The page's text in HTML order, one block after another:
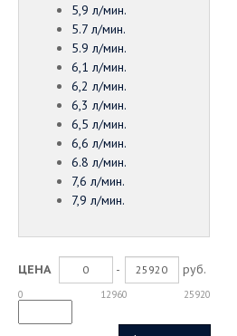
5,9 л/мин.
5.7 л/мин.
5.9 л/мин.
6,1 л/мин.
6,2 л/мин.
6,3 л/мин.
6,5 л/мин.
6,6 л/мин.
6.8 л/мин.
7,6 л/мин.
7,9 л/мин.
ЦЕНА - руб.
0 12960 25920